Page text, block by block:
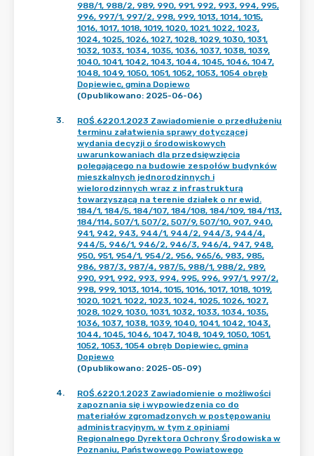
988/1, 988/2, 989, 990, 991, 992, 993, 994, 995,
996, 997/1, 997/2, 998, 999, 1013, 1014, 1015,
1016, 1017, 1018, 1019, 1020, 1021, 1022, 1023,
1024, 1025, 1026, 1027, 1028, 1029, 1030, 1031,
1032, 1033, 1034, 1035, 1036, 1037, 1038, 1039,
1040, 1041, 1042, 1043, 1044, 1045, 1046, 1047,
1048, 1049, 1050, 1051, 1052, 1053, 1054 obręb
Dopiewiec, gmina Dopiewo
(Opublikowano: 2025-06-06)
3.
ROŚ.6220.1.2023 Zawiadomienie o przedłużeniu
terminu załatwienia sprawy dotyczącej
wydania decyzji o środowiskowych
uwarunkowaniach dla przedsięwzięcia
polegającego na budowie zespołów budynków
mieszkalnych jednorodzinnych i
wielorodzinnych wraz z infrastrukturą
towarzyszącą na terenie działek o nr ewid.
184/1, 184/5, 184/107, 184/108, 184/109, 184/113,
184/114, 507/1, 507/2, 507/9, 507/10, 907, 940,
941, 942, 943, 944/1, 944/2, 944/3, 944/4,
944/5, 946/1, 946/2, 946/3, 946/4, 947, 948,
950, 951, 954/1, 954/2, 956, 965/6, 983, 985,
986, 987/3, 987/4, 987/5, 988/1, 988/2, 989,
990, 991, 992, 993, 994, 995, 996, 997/1, 997/2,
998, 999, 1013, 1014, 1015, 1016, 1017, 1018, 1019,
1020, 1021, 1022, 1023, 1024, 1025, 1026, 1027,
1028, 1029, 1030, 1031, 1032, 1033, 1034, 1035,
1036, 1037, 1038, 1039, 1040, 1041, 1042, 1043,
1044, 1045, 1046, 1047, 1048, 1049, 1050, 1051,
1052, 1053, 1054 obręb Dopiewiec, gmina
Dopiewo
(Opublikowano: 2025-05-09)
4.
ROŚ.6220.1.2023 Zawiadomienie o możliwości
zapoznania się i wypowiedzenia co do
materiałów zgromadzonych w postępowaniu
administracyjnym, w tym z opiniami
Regionalnego Dyrektora Ochrony Środowiska w
Poznaniu, Państwowego Powiatowego